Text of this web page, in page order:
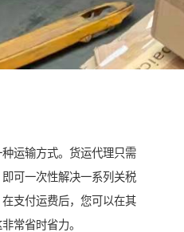
运输方式。货运代理只需
可一次性解决一系列关税
支付运费后，您可以在其
常省时省力。